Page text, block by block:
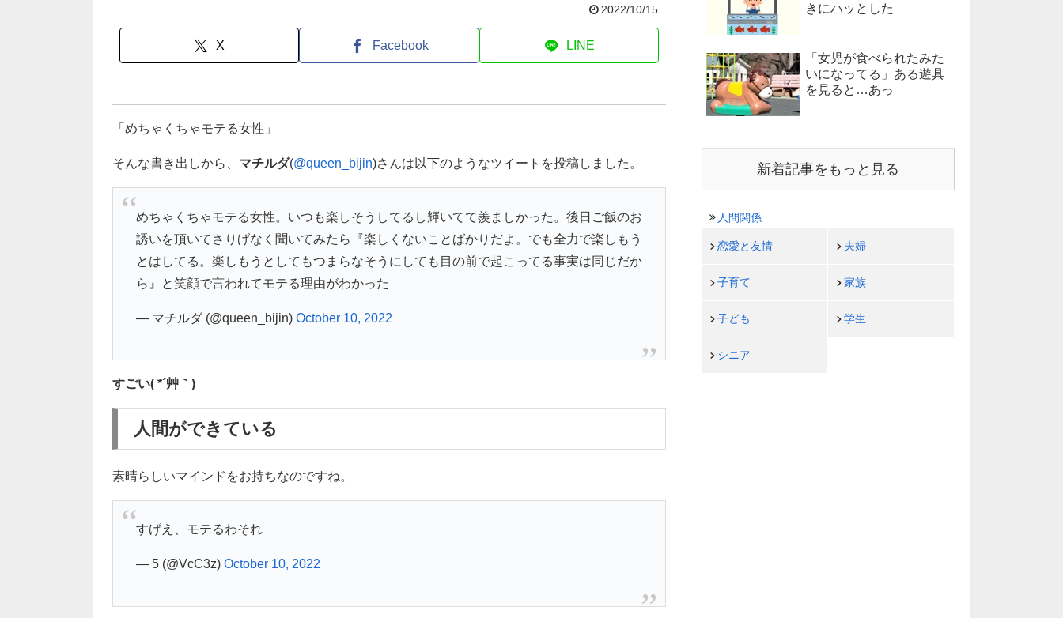
2022/10/15
X Facebook LINE
「めちゃくちゃモテる女性」
そんな書き出しから、 マチルダ(@queen_bijin)さんは以下のようなツイートを投稿しました。
めちゃくちゃモテる女性。いつも楽しそうしてるし輝いてて羨ましかった。後日ご飯のお
誘いを頂いてさりげなく聞いてみたら『楽しくないことばかりだよ。でも全力で楽しもう
とはしてる。楽しもうとしてもつまらなそうにしても目の前で起こってる事実は同じだか
ら』と笑顔で言われてモテる理由がわかった
— マチルダ (@queen_bijin) October 10, 2022
すごい( *´艸｀)
人間ができている
素晴らしいマインドをお持ちなのですね。
すげえ、モテるわそれ
— 5 (@VcC3z) October 10, 2022
きにハッとした
「女児が食べられたみた
いになってる」ある遊具
を見ると…あっ
新着記事をもっと見る
人間関係
恋愛と友情 夫婦
子育て 家族
子ども 学生
シニア